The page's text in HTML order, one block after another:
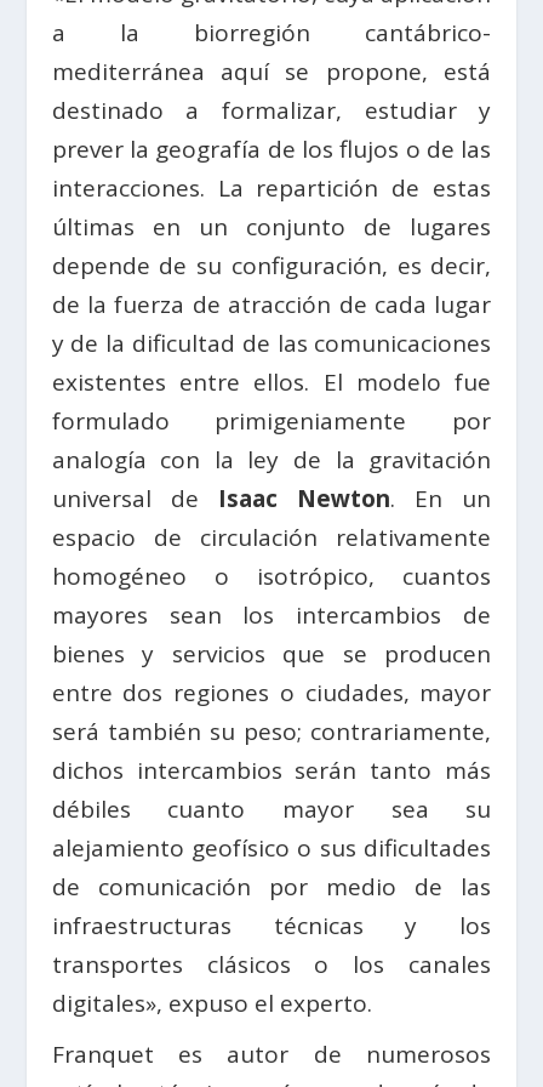
a la biorregión cantábrico-
mediterránea aquí se propone, está
destinado a formalizar, estudiar y
prever la geografía de los flujos o de las
interacciones. La repartición de estas
últimas en un conjunto de lugares
depende de su configuración, es decir,
de la fuerza de atracción de cada lugar
y de la dificultad de las comunicaciones
existentes entre ellos. El modelo fue
formulado primigeniamente por
analogía con la ley de la gravitación
universal de Isaac Newton. En un
espacio de circulación relativamente
homogéneo o isotrópico, cuantos
mayores sean los intercambios de
bienes y servicios que se producen
entre dos regiones o ciudades, mayor
será también su peso; contrariamente,
dichos intercambios serán tanto más
débiles cuanto mayor sea su
alejamiento geofísico o sus dificultades
de comunicación por medio de las
infraestructuras técnicas y los
transportes clásicos o los canales
digitales», expuso el experto.
Franquet es autor de numerosos